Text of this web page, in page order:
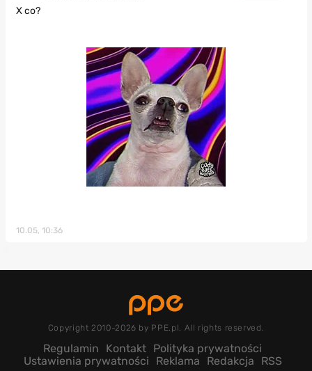
X co?
10.05, 10:36
Copyright 2010-2026 by PPE.pl. All rights reserved.
Regulamin Kontakt Polityka prywatności
Ustawienia prywatności
Reklama Redakcja RSS